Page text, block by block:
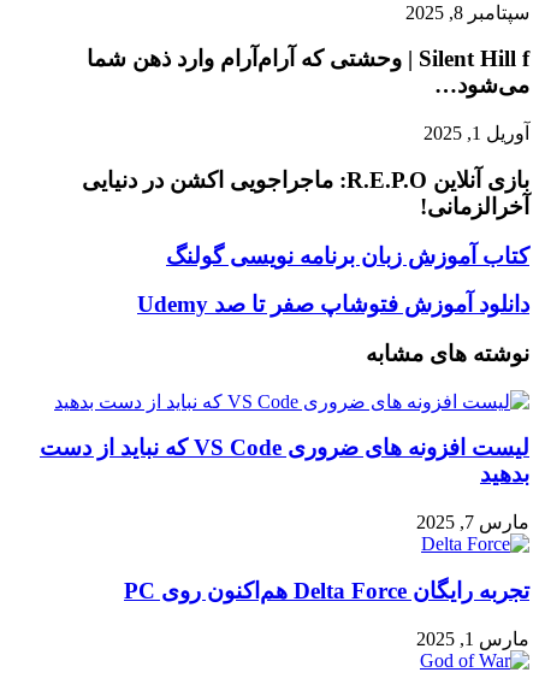
سپتامبر 8, 2025
Silent Hill f | وحشتی که آرام‌آرام وارد ذهن شما
می‌شود…
آوریل 1, 2025
بازی آنلاین R.E.P.O: ماجراجویی اکشن در دنیایی
آخرالزمانی!
کتاب
زبان
برنامه
نویسی
گولنگ
کتاب آموزش زبان برنامه نویسی گولنگ
دانلود
آموزش
فتوشاپ
صفر
تا
صد
Udemy
دانلود آموزش فتوشاپ صفر تا صد Udemy
نوشته های مشابه
لیست افزونه های ضروری VS Code که نباید از دست
بدهید
مارس 7, 2025
تجربه رایگان Delta Force هم‌اکنون روی PC
مارس 1, 2025